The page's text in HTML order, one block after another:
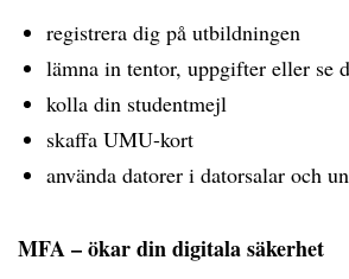
registrera dig på utbildningen
lämna in tentor, uppgifter eller se
kolla din studentmejl
skaffa UMU-kort
använda datorer i datorsalar och
MFA – ökar din digitala säkerhet